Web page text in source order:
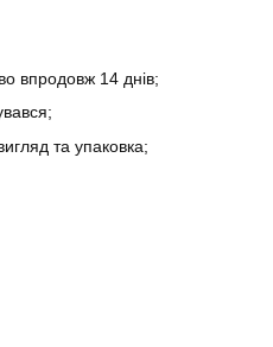
впродовж 14 днів;
та упаковка;